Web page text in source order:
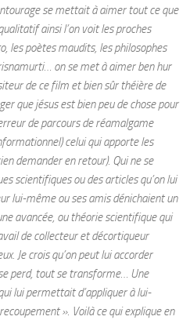
se mettait à aimer tout ce que
ainsi l’on voit les proches
les poètes maudits, les philosophes
on se met à aimer ben hur
de ce film et bien sûr théière de
que jésus est bien peu de chose pour
de parcours de réamalgame
celui qui apporte les
demander en retour). Qui ne se
scientifiques ou des articles qu’on lui
lui-même ou ses amis dénichaient un
avancée, ou théorie scientifique qui
de collecteur et décortiqueur
Je crois qu’on peut lui accorder
perd, tout se transforme… Une
lui permettait d’appliquer à lui-
». Voilà ce qui explique en